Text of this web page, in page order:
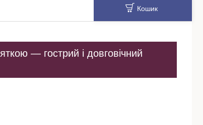
Кошик
— гострий і довговічний